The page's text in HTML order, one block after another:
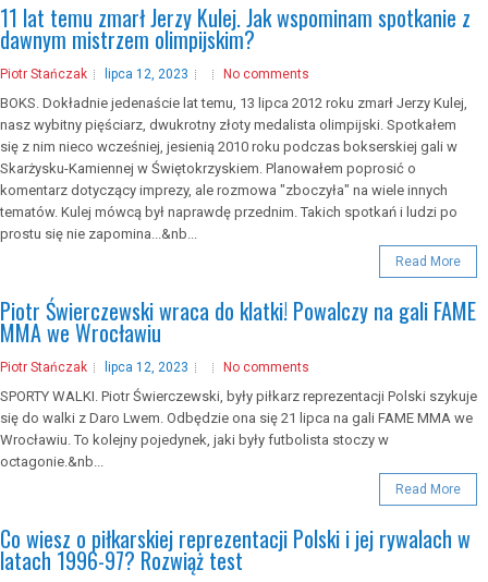
11 lat temu zmarł Jerzy Kulej. Jak wspominam spotkanie z
dawnym mistrzem olimpijskim?
Piotr Stańczak lipca 12, 2023 No comments
BOKS. Dokładnie jedenaście lat temu, 13 lipca 2012 roku zmarł Jerzy Kulej,
nasz wybitny pięściarz, dwukrotny złoty medalista olimpijski. Spotkałem
się z nim nieco wcześniej, jesienią 2010 roku podczas bokserskiej gali w
Skarżysku-Kamiennej w Świętokrzyskiem. Planowałem poprosić o
komentarz dotyczący imprezy, ale rozmowa "zboczyła" na wiele innych
tematów. Kulej mówcą był naprawdę przednim. Takich spotkań i ludzi po
prostu się nie zapomina...&nb...
Read More
Piotr Świerczewski wraca do klatki! Powalczy na gali FAME
MMA we Wrocławiu
Piotr Stańczak lipca 12, 2023 No comments
SPORTY WALKI. Piotr Świerczewski, były piłkarz reprezentacji Polski szykuje
się do walki z Daro Lwem. Odbędzie ona się 21 lipca na gali FAME MMA we
Wrocławiu. To kolejny pojedynek, jaki były futbolista stoczy w
octagonie.&nb...
Read More
Co wiesz o piłkarskiej reprezentacji Polski i jej rywalach w
latach 1996-97? Rozwiąż test